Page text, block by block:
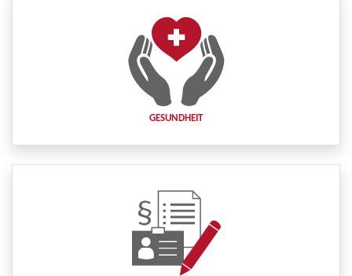
GESUNDHEIT